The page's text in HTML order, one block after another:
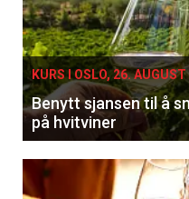
KURS I OSLO, 26. AUGUST
Benytt sjansen til å
på hvitviner